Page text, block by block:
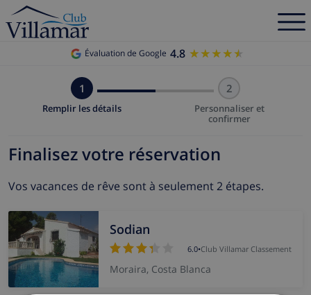
Évaluation de Google 4.8 ★★★★★
★★★★★
1
Remplir les détails
2
Personnaliser et
confirmer
Finalisez votre réservation
Vos vacances de rêve sont à seulement 2 étapes.
Sodian
6.0•Club Villamar Classement
Moraira, Costa Blanca